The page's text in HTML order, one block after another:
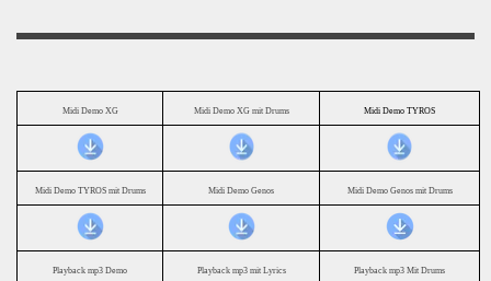
Midi Demo XG Midi Demo XG mit Drums Midi Demo TYROS
Midi Demo TYROS mit Drums Midi Demo Genos Midi Demo Genos mit Drums
Playback mp3 Demo Playback mp3 mit Lyrics Playback mp3 Mit Drums